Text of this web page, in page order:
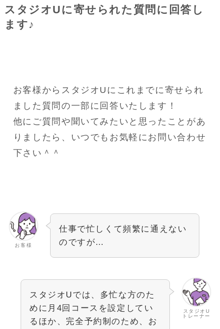
スタジオUに寄せられた質問に回答し
ます♪
お客様からスタジオUにこれまでに寄せられ
ました質問の一部に回答いたします！
他にご質問や聞いてみたいと思ったことがあ
りましたら、いつでもお気軽にお問い合わせ
下さい＾＾
お客様
仕事で忙しくて頻繁に通えない
のですが…
スタジオU
トレーナー
スタジオUでは、多忙な方のた
めに月4回コースを設定してい
るほか、完全予約制のため、お